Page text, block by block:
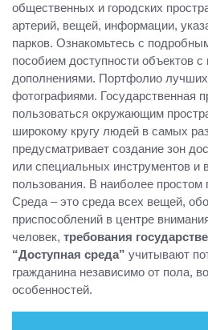
общественных и городских
артерий, вещей, информации,
парков. Ознакомьтесь с
пособием доступности объектов
дополнениями. Портфолио
фотографиями. Государственная
пользоваться окружающим
широкому кругу людей в самых
предусматривает создание зон
или специальных инструментов и
пользования. В наиболее простом
Среда – это среда всех вещей,
приспособлений в центре
человек, требования
“Доступная среда” учитывают
гражданина независимо от пола,
особенностей.